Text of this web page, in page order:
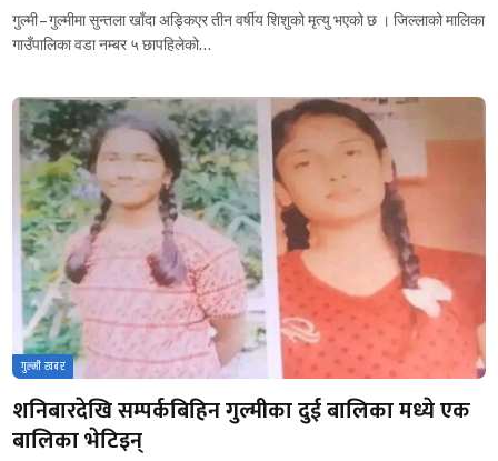
गुल्मी – गुल्मीमा सुन्तला खाँदा अड्किएर तीन वर्षीय शिशुको मृत्यु भएको छ । जिल्लाको मालिका
गाउँपालिका वडा नम्बर ५ छापहिलेको…
गुल्मी खबर
शनिबारदेखि सम्पर्कबिहिन गुल्मीका दुई बालिका मध्ये एक
बालिका भेटिइन्